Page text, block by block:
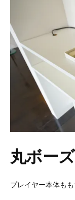
丸ボーズ
プレイヤー本体もも